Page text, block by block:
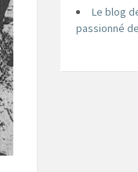
Le blog
passionné